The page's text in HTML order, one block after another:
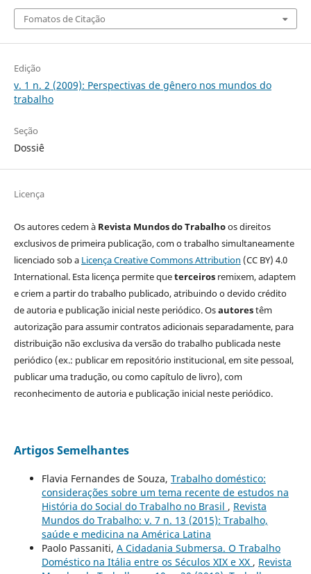
Fomatos de Citação
Edição
v. 1 n. 2 (2009): Perspectivas de gênero nos mundos do
trabalho
Seção
Dossiê
Licença
Os autores cedem à Revista Mundos do Trabalhoos direitos
exclusivos de primeira publicação, com o trabalho simultaneamente
licenciado sob a Licença Creative Commons Attribution (CC BY) 4.0
International. Esta licença permite queterceirosremixem, adaptem
e criem a partir do trabalho publicado, atribuindo o devido crédito
de autoria e publicação inicial neste periódico. Osautorestêm
autorização para assumir contratos adicionais separadamente, para
distribuição não exclusiva da versão do trabalho publicada neste
periódico (ex.: publicar em repositório institucional, em site pessoal,
publicar uma tradução, ou como capítulo de livro), com
reconhecimento de autoria e publicação inicial neste periódico.
Artigos Semelhantes
Flavia Fernandes de Souza, Trabalho doméstico:
considerações sobre um tema recente de estudos na
História do Social do Trabalho no Brasil , Revista
Mundos do Trabalho: v. 7 n. 13 (2015): Trabalho,
saúde e medicina na América Latina
Paolo Passaniti, A Cidadania Submersa. O Trabalho
Doméstico na Itália entre os Séculos XIX e XX , Revista